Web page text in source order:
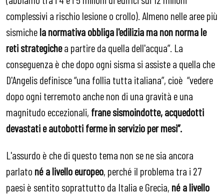
complessivi a rischio lesione o crollo). Almeno nelle aree più
sismichela normativa obbliga l'edilizia ma non norma le
reti strategichea partire da quella dell'acqua”. La
conseguenza è che dopo ogni sisma si assiste a quella che
D'Angelis definisce “una follia tutta italiana”, cioè “vedere
dopo ogni terremoto anche non di una gravità e una
magnitudo eccezionali, frane sismoindotte, acquedotti
devastati e autobotti ferme in servizio per mesi”.
L'assurdo è che di questo tema non se ne sia ancora
parlato né a livello europeo, perché il problema tra i 27
paesi è sentito soprattutto da Italia e Grecia, né a livello